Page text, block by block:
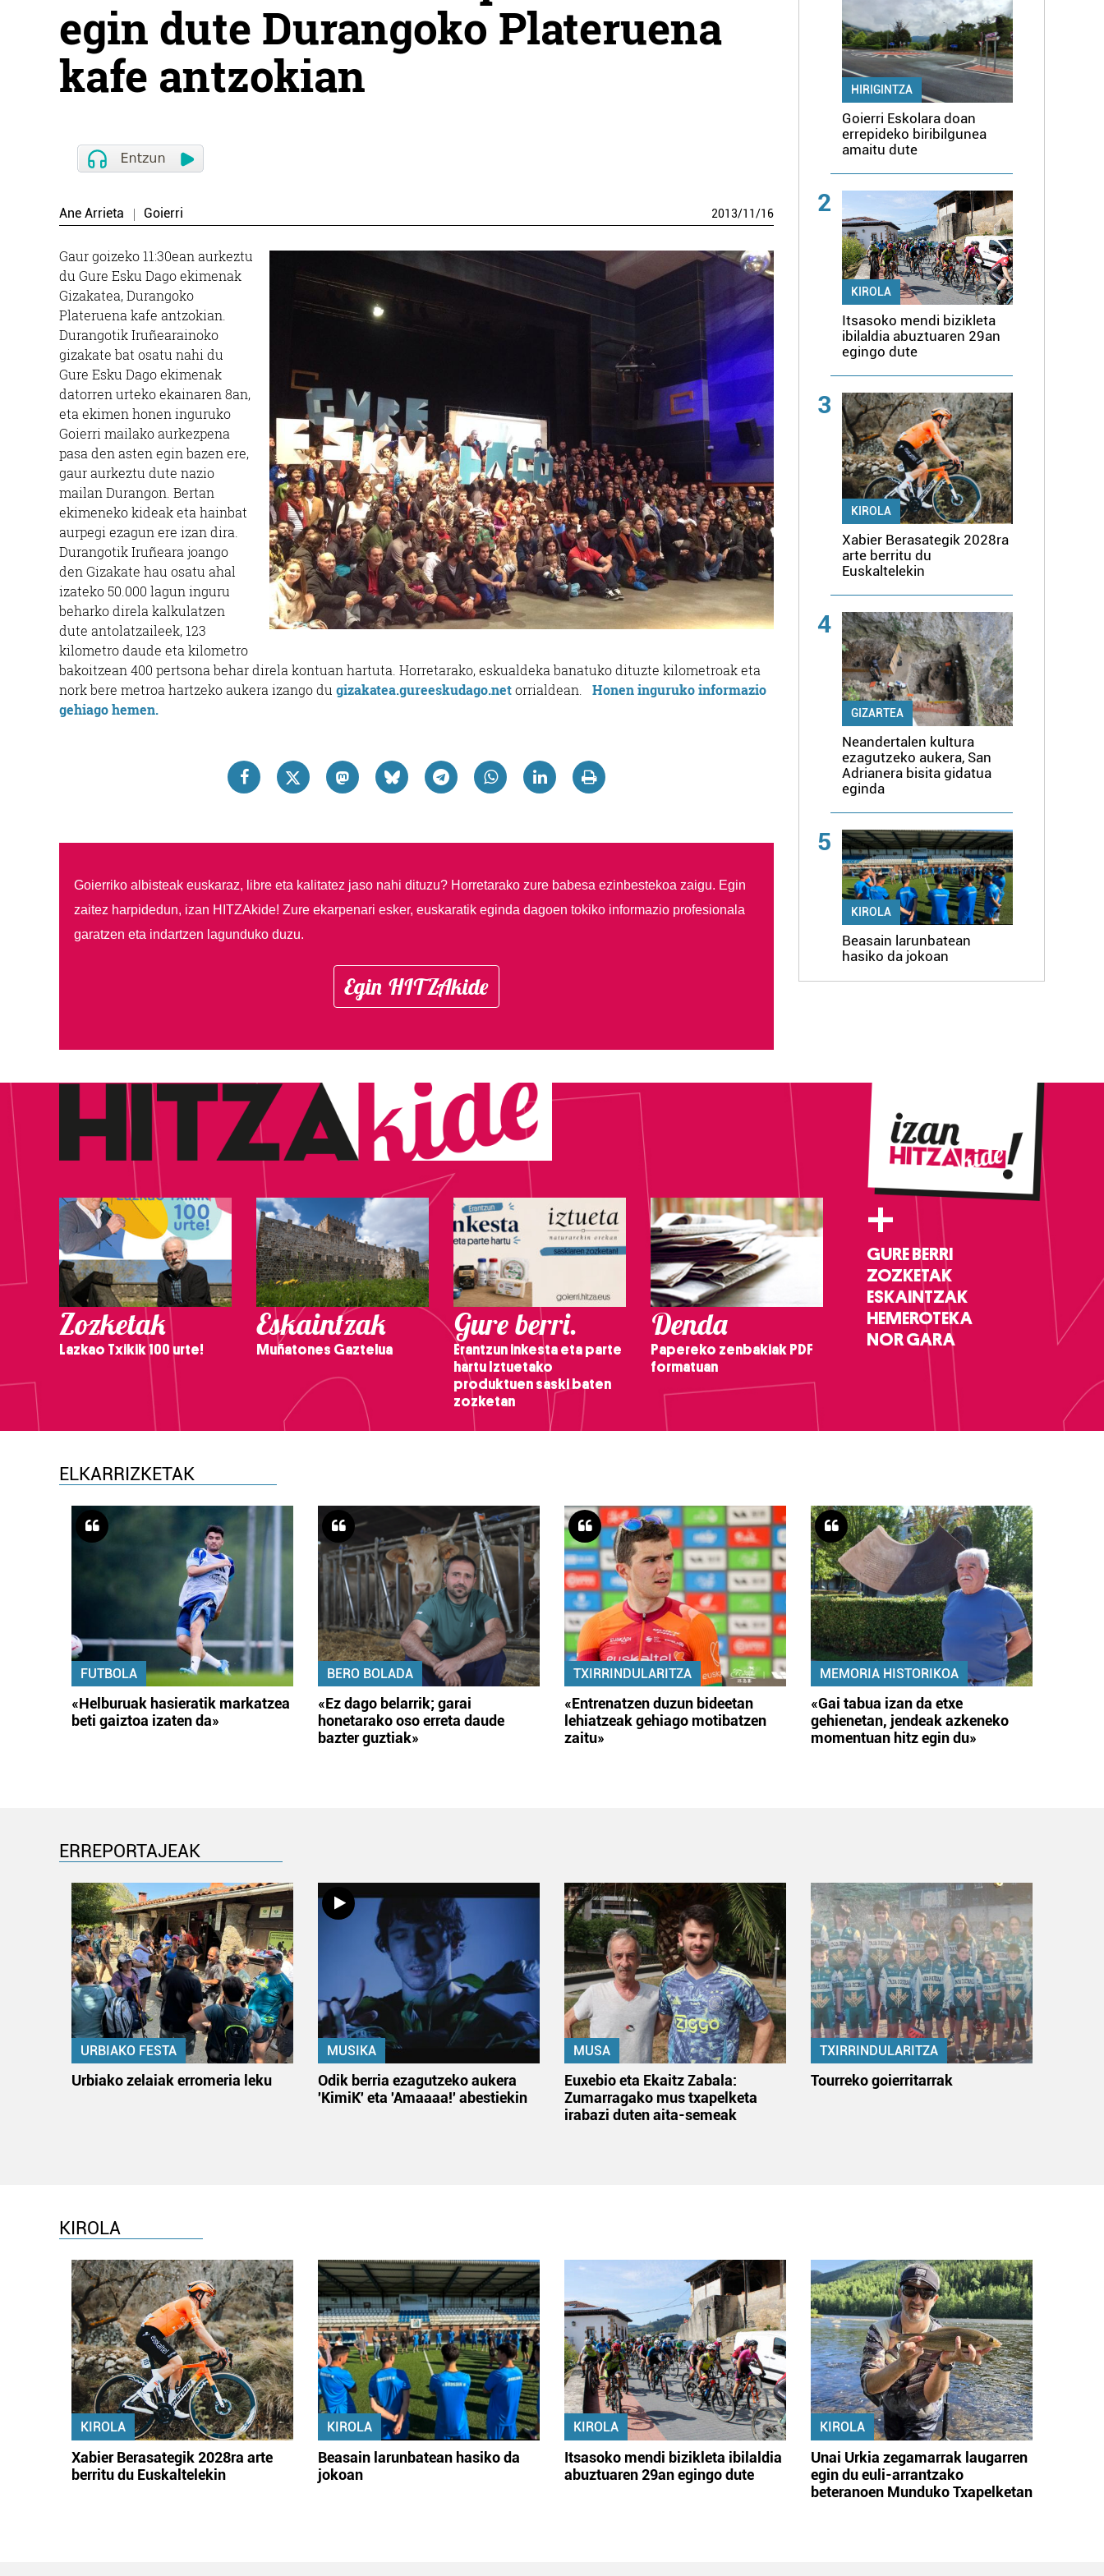
egin dute Durangoko Plateruena
kafe antzokian
Ane Arrieta Goierri 2013/11/16
Gaur goizeko 11:30ean aurkeztu
du Gure Esku Dago ekimenak
Gizakatea, Durangoko
Plateruena kafe antzokian.
Durangotik Iruñearainoko
gizakate bat osatu nahi du
Gure Esku Dago ekimenak
datorren urteko ekainaren 8an,
eta ekimen honen inguruko
Goierri mailako aurkezpena
pasa den asten egin bazen ere,
gaur aurkeztu dute nazio
mailan Durangon. Bertan
ekimeneko kideak eta hainbat
aurpegi ezagun ere izan dira.
Durangotik Iruñeara joango
den Gizakate hau osatu ahal
izateko 50.000 lagun inguru
beharko direla kalkulatzen
dute antolatzaileek, 123
kilometro daude eta kilometro
bakoitzean 400 pertsona behar direla kontuan hartuta. Horretarako, eskualdeka banatuko dituzte kilometroak eta
nork bere metroa hartzeko aukera izango du gizakatea.gureeskudago.netorrialdean. Honen inguruko informazio
gehiago hemen.
Goierriko albisteak euskaraz, libre eta kalitatez jaso nahi dituzu? Horretarako zure babesa ezinbestekoa zaigu. Egin
zaitez harpidedun, izan HITZAkide! Zure ekarpenari esker, euskaratik eginda dagoen tokiko informazio profesionala
garatzen eta indartzen lagunduko duzu.
Egin HITZAkide
HIRIGINTZA
Goierri Eskolara doan
errepideko biribilgunea
amaitu dute
2
KIROLA
Itsasoko mendi bizikleta
ibilaldia abuztuaren 29an
egingo dute
3
KIROLA
Xabier Berasategik 2028ra
arte berritu du
Euskaltelekin
4
GIZARTEA
Neandertalen kultura
ezagutzeko aukera, San
Adrianera bisita gidatua
eginda
5
KIROLA
Beasain larunbatean
hasiko da jokoan
Zozketak
Lazkao Txikik 100 urte!
Eskaintzak
Muñatones Gaztelua
Gure berri.
Erantzun inkesta eta parte
hartu Iztuetako
produktuen saski baten
zozketan
Denda
Papereko zenbakiak PDF
formatuan
+
GURE BERRI
ZOZKETAK
ESKAINTZAK
HEMEROTEKA
NOR GARA
ELKARRIZKETAK
FUTBOLA
«Helburuak hasieratik markatzea
beti gaiztoa izaten da»
BERO BOLADA
«Ez dago belarrik; garai
honetarako oso erreta daude
bazter guztiak»
TXIRRINDULARITZA
«Entrenatzen duzun bideetan
lehiatzeak gehiago motibatzen
zaitu»
MEMORIA HISTORIKOA
«Gai tabua izan da etxe
gehienetan, jendeak azkeneko
momentuan hitz egin du»
ERREPORTAJEAK
URBIAKO FESTA
Urbiako zelaiak erromeria leku
MUSIKA
Odik berria ezagutzeko aukera
'KimiK' eta 'Amaaaa!' abestiekin
MUSA
Euxebio eta Ekaitz Zabala:
Zumarragako mus txapelketa
irabazi duten aita-semeak
TXIRRINDULARITZA
Tourreko goierritarrak
KIROLA
KIROLA
Xabier Berasategik 2028ra arte
berritu du Euskaltelekin
KIROLA
Beasain larunbatean hasiko da
jokoan
KIROLA
Itsasoko mendi bizikleta ibilaldia
abuztuaren 29an egingo dute
KIROLA
Unai Urkia zegamarrak laugarren
egin du euli-arrantzako
beteranoen Munduko Txapelketan